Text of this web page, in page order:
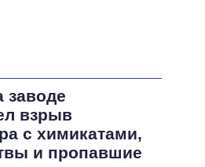
взрыв
с химикатами,
и пропавшие